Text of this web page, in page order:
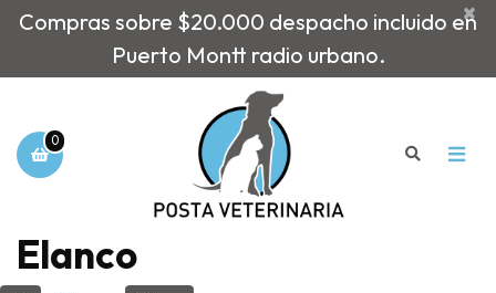
Compras sobre $20.000 despacho incluido en
Puerto Montt radio urbano.
×
0
Elanco